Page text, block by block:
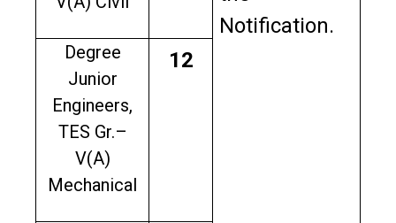
Notification.
Degree
Junior
Engineers,
TES Gr.–
V(A)
Mechanical
12